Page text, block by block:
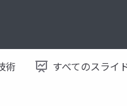
術 すべてのスライ